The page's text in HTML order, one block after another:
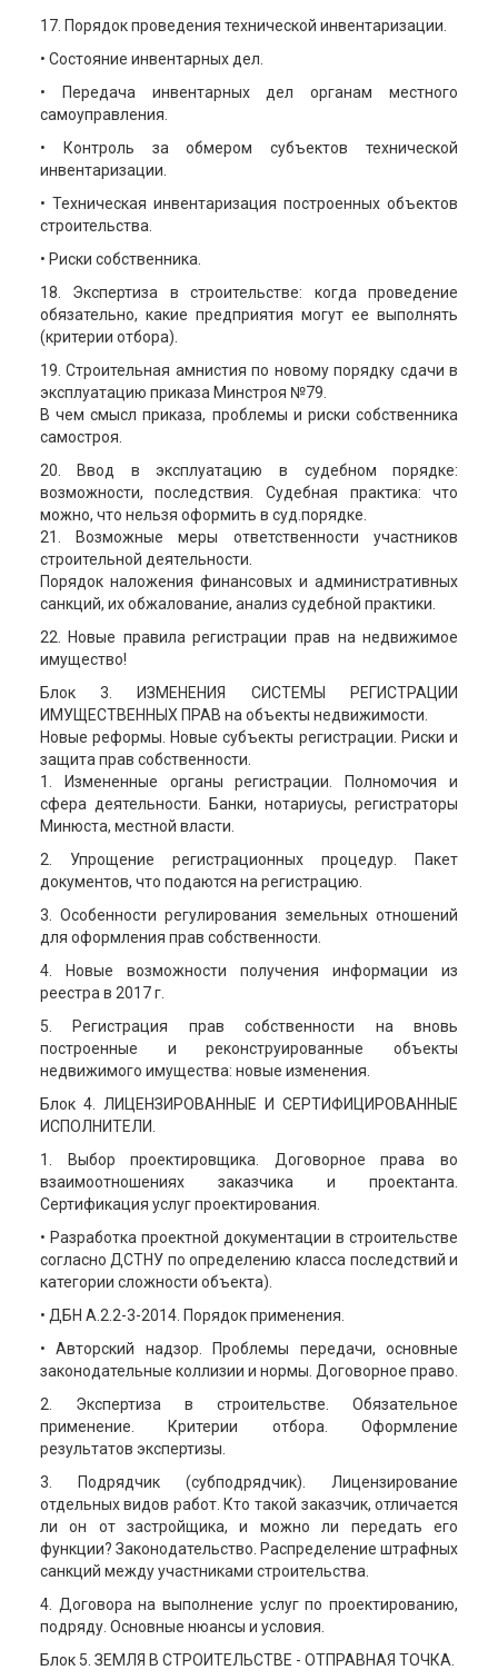
17. Порядок проведения технической инвентаризации.
• Состояние инвентарных дел.
• Передача инвентарных дел органам местного
самоуправления.
• Контроль за обмером субъектов технической
инвентаризации.
• Техническая инвентаризация построенных объектов
строительства.
• Риски собственника.
18. Экспертиза в строительстве: когда проведение
обязательно, какие предприятия могут ее выполнять
(критерии отбора).
19. Строительная амнистия по новому порядку сдачи в
эксплуатацию приказа Минстроя №79.
В чем смысл приказа, проблемы и риски собственника
самостроя.
20. Ввод в эксплуатацию в судебном порядке:
возможности, последствия. Судебная практика: что
можно, что нельзя оформить в суд.порядке.
21. Возможные меры ответственности участников
строительной деятельности.
Порядок наложения финансовых и административных
санкций, их обжалование, анализ судебной практики.
22. Новые правила регистрации прав на недвижимое
имущество!
Блок 3. ИЗМЕНЕНИЯ СИСТЕМЫ РЕГИСТРАЦИИ
ИМУЩЕСТВЕННЫХ ПРАВ на объекты недвижимости.
Новые реформы. Новые субъекты регистрации. Риски и
защита прав собственности.
1. Измененные органы регистрации. Полномочия и
сфера деятельности. Банки, нотариусы, регистраторы
Минюста, местной власти.
2. Упрощение регистрационных процедур. Пакет
документов, что подаются на регистрацию.
3. Особенности регулирования земельных отношений
для оформления прав собственности.
4. Новые возможности получения информации из
реестра в 2017 г.
5. Регистрация прав собственности на вновь
построенные и реконструированные объекты
недвижимого имущества: новые изменения.
Блок 4. ЛИЦЕНЗИРОВАННЫЕ И СЕРТИФИЦИРОВАННЫЕ
ИСПОЛНИТЕЛИ.
1. Выбор проектировщика. Договорное права во
взаимоотношениях заказчика и проектанта.
Сертификация услуг проектирования.
• Разработка проектной документации в строительстве
согласно ДСТНУ по определению класса последствий и
категории сложности объекта).
• ДБН А.2.2-3-2014. Порядок применения.
• Авторский надзор. Проблемы передачи, основные
законодательные коллизии и нормы. Договорное право.
2. Экспертиза в строительстве. Обязательное
применение. Критерии отбора. Оформление
результатов экспертизы.
3. Подрядчик (субподрядчик). Лицензирование
отдельных видов работ. Кто такой заказчик, отличается
ли он от застройщика, и можно ли передать его
функции? Законодательство. Распределение штрафных
санкций между участниками строительства.
4. Договора на выполнение услуг по проектированию,
подряду. Основные нюансы и условия.
Блок 5. ЗЕМЛЯ В СТРОИТЕЛЬСТВЕ - ОТПРАВНАЯ ТОЧКА.